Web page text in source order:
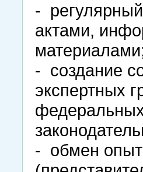
-
актами,
- создание
экспертных
- обмен